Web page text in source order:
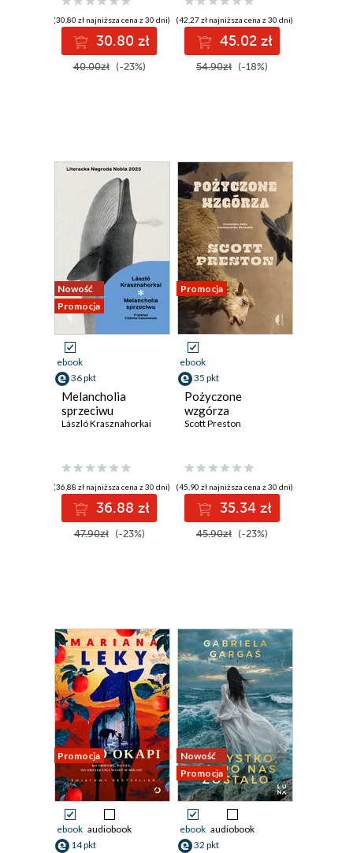
(30,80 zł najniższa cena z 30 dni)
30.80 zł
40.00zł (-23%)
(42,27 zł najniższa cena z 30 dni)
45.02 zł
54.90zł (-18%)
Nowość
Promocja
ebook
36 pkt
Melancholia
sprzeciwu
László Krasznahorkai
(36,88 zł najniższa cena z 30 dni)
36.88 zł
47.90zł (-23%)
Promocja
ebook
35 pkt
Pożyczone
wzgórza
Scott Preston
(45,90 zł najniższa cena z 30 dni)
35.34 zł
45.90zł (-23%)
Promocja
ebook audiobook
14 pkt
Nowość
Promocja
ebook audiobook
32 pkt